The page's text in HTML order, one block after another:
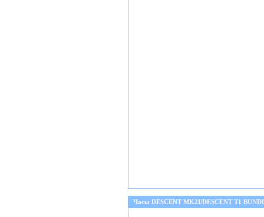
Часы DESCENT MK2I/DESCENT T1